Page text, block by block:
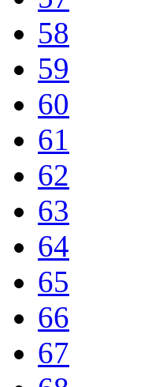
58
59
60
61
62
63
64
65
66
67